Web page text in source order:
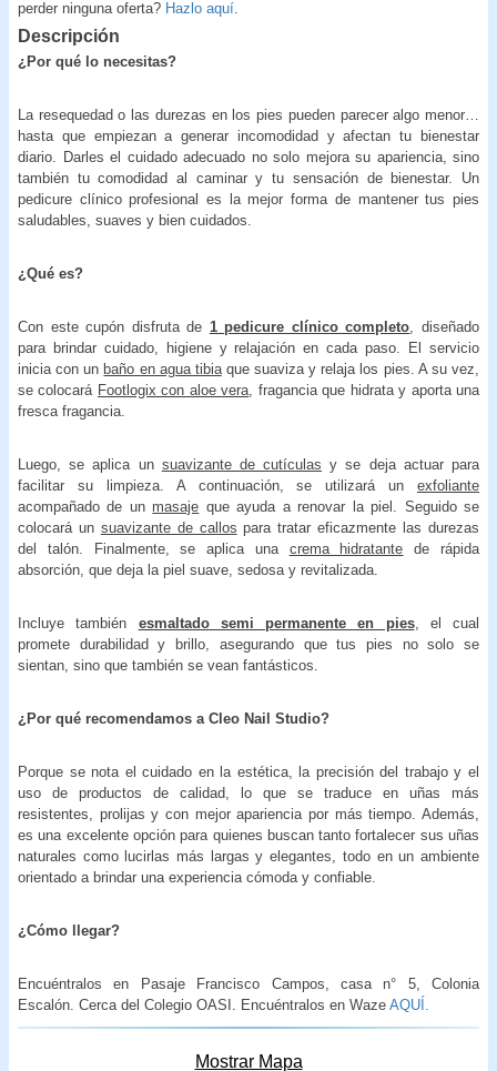
perder ninguna oferta? Hazlo aquí
Descripción
¿Por qué lo necesitas?
La resequedad o las durezas en los pies pueden parecer algo menor…
hasta que empiezan a generar incomodidad y afectan tu bienestar
diario. Darles el cuidado adecuado no solo mejora su apariencia, sino
también tu comodidad al caminar y tu sensación de bienestar. Un
pedicure clínico profesional es la mejor forma de mantener tus pies
saludables, suaves y bien cuidados.
¿Qué es?
Con este cupón disfruta de 1 pedicure clínico completo , diseñado
para brindar cuidado, higiene y relajación en cada paso. El servicio
inicia con un baño en agua tibiaque suaviza y relaja los pies. A su vez,
se colocará Footlogix con aloe vera , fragancia que hidrata y aporta una
fresca fragancia.
Luego, se aplica un suavizante de cutículas y se deja actuar para
facilitar su limpieza. A continuación, se utilizará un exfoliante
acompañado de un masaje que ayuda a renovar la piel. Seguido se
colocará un suavizante de callos para tratar eficazmente las durezas
del talón. Finalmente, se aplica una crema hidratante de rápida
absorción, que deja la piel suave, sedosa y revitalizada.
Incluye también esmaltado semi permanente en pies, el cual
promete durabilidad y brillo, asegurando que tus pies no solo se
sientan, sino que también se vean fantásticos.
¿Por qué recomendamos a Cleo Nail Studio?
Porque se nota el cuidado en la estética, la precisión del trabajo y el
uso de productos de calidad, lo que se traduce en uñas más
resistentes, prolijas y con mejor apariencia por más tiempo. Además,
es una excelente opción para quienes buscan tanto fortalecer sus uñas
naturales como lucirlas más largas y elegantes, todo en un ambiente
orientado a brindar una experiencia cómoda y confiable.
¿Cómo llegar?
Encuéntralos en Pasaje Francisco Campos, casa n° 5, Colonia
Escalón. Cerca del Colegio OASI. Encuéntralos en Waze AQUÍ.
Mostrar Mapa